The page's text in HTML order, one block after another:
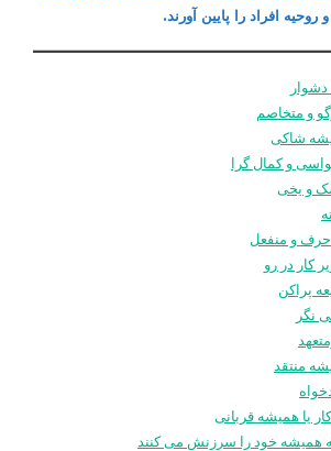
افراد را پايين آورند.
و متخاصم
شاکی
و کمال گرا
و یخی
حرف و منفعل
کار در رو
پراکن
نگر
منتقد
یا همیشه قربانی
که همیشه خود را سرزنش می کنند